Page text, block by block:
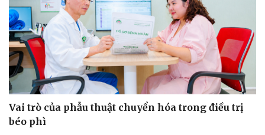
Vai trò của phẫu thuật chuyển hóa trong điều trị
béo phì